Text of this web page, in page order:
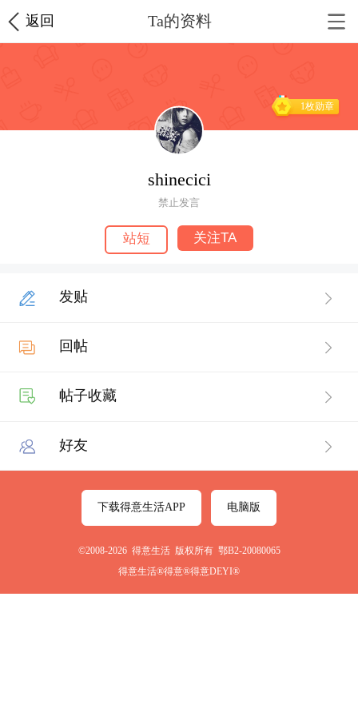
返回 Ta的资料
1枚勋章
shinecici
禁止发言
站短 关注TA
发贴
回帖
帖子收藏
好友
下载得意生活APP 电脑版
©2008-2026 得意生活 版权所有 鄂B2-20080065
得意生活®得意®得意DEYI®